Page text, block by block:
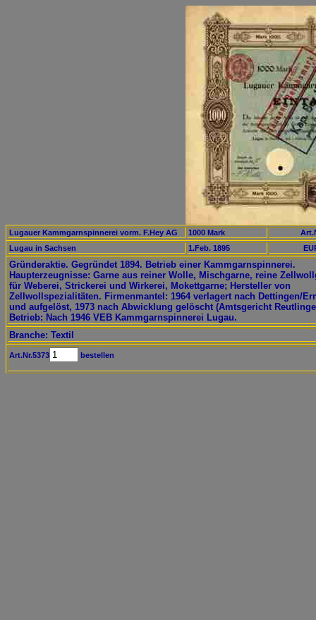
Lugauer Kammgarnspinnerei vorm. F.Hey AG 1000 Mark
Lugau in Sachsen
1.Feb. 1895
Gründeraktie. Gegründet 1894. Betrieb einer Kammgarnspinnerei.
Haupterzeugnisse: Garne aus reiner Wolle, Mischgarne, reine
für Weberei, Strickerei und Wirkerei, Mokettgarne; Hersteller von
Zellwollspezialitäten. Firmenmantel: 1964 verlagert nach Dettingen/
und aufgelöst, 1973 nach Abwicklung gelöscht (Amtsgericht
Betrieb: Nach 1946 VEB Kammgarnspinnerei Lugau.
Branche: Textil
Art.Nr.5373 bestellen